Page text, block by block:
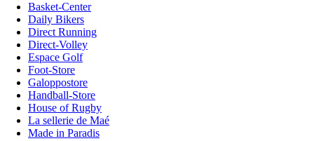
Basket-Center
Daily Bikers
Direct Running
Direct-Volley
Espace Golf
Foot-Store
Galoppostore
Handball-Store
House of Rugby
La sellerie de Maé
Made in Paradis